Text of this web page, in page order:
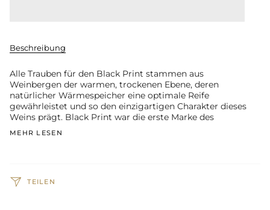
Beschreibung
Alle Trauben für den Black Print stammen aus
Weinbergen der warmen, trockenen Ebene, deren
natürlicher Wärmespeicher eine optimale Reife
gewährleistet und so den einzigartigen Charakter dieses
Weins prägt. Black Print war die erste Marke des
MEHR LESEN
TEILEN